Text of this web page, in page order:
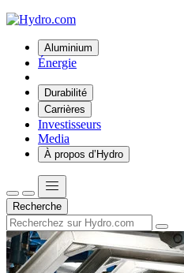
Aluminium
Énergie
Durabilité
Carrières
Investisseurs
Media
À propos d’Hydro
Recherche